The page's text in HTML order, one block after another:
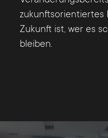
zukunftsorientiertes
Zukunft ist, wer es
bleiben.